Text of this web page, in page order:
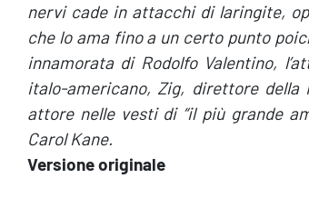
nervi cade in attacchi di laringite,
che lo ama fino a un certo punto
innamorata di Rodolfo Valentino,
italo-americano, Zig, direttore della
attore nelle vesti di “il più grande
Carol Kane.
Versione originale